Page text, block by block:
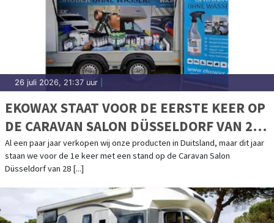
26 juli 2026, 21:37 uur
EKOWAX STAAT VOOR DE EERSTE KEER OP
DE CARAVAN SALON DÜSSELDORF VAN 28
AUGUSTUS T/M 6 SEPTEMBER
Al een paar jaar verkopen wij onze producten in Duitsland, maar dit jaar
staan we voor de 1e keer met een stand op de Caravan Salon
Düsseldorf van 28 [...]